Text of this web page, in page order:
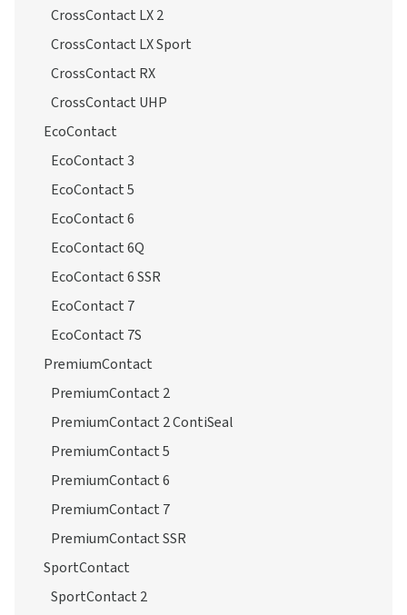
CrossContact LX 2
CrossContact LX Sport
CrossContact RX
CrossContact UHP
EcoContact
EcoContact 3
EcoContact 5
EcoContact 6
EcoContact 6Q
EcoContact 6 SSR
EcoContact 7
EcoContact 7S
PremiumContact
PremiumContact 2
PremiumContact 2 ContiSeal
PremiumContact 5
PremiumContact 6
PremiumContact 7
PremiumContact SSR
SportContact
SportContact 2